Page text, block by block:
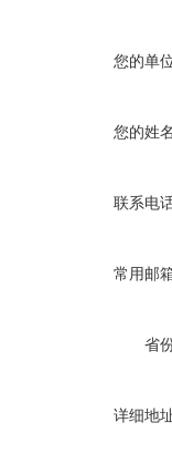
您的单
您的姓
联系电
常用邮
省
详细地